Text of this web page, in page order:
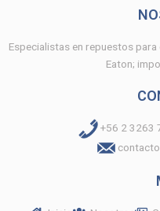
Especialistas en repuestos
Eaton;
+56 2 3263